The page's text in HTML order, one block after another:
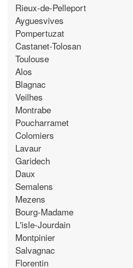
Rieux-de-Pelleport
Ayguesvives
Pompertuzat
Castanet-Tolosan
Toulouse
Alos
Blagnac
Veilhes
Montrabe
Poucharramet
Colomiers
Lavaur
Garidech
Daux
Semalens
Mezens
Bourg-Madame
L'isle-Jourdain
Montpinier
Salvagnac
Florentin